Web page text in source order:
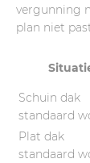
vergunning
plan niet
Schuin dak
standaard
Plat dak
standaard